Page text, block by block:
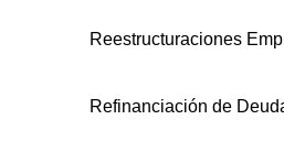
Reestructuraciones
Refinanciación de